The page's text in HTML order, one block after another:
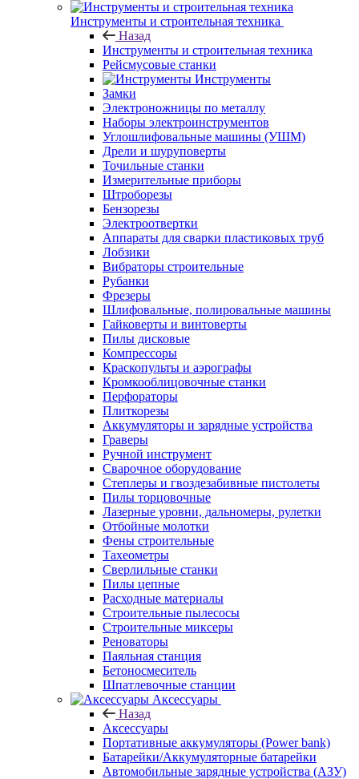
Инструменты и строительная техника
Назад
Инструменты и строительная техника
Рейсмусовые станки
Инструменты
Замки
Электроножницы по металлу
Наборы электроинструментов
Углошлифовальные машины (УШМ)
Дрели и шуруповерты
Точильные станки
Измерительные приборы
Штроборезы
Бензорезы
Электроотвертки
Аппараты для сварки пластиковых труб
Лобзики
Вибраторы строительные
Рубанки
Фрезеры
Шлифовальные, полировальные машины
Гайковерты и винтоверты
Пилы дисковые
Компрессоры
Краскопульты и аэрографы
Кромкооблицовочные станки
Перфораторы
Плиткорезы
Аккумуляторы и зарядные устройства
Граверы
Ручной инструмент
Сварочное оборудование
Степлеры и гвоздезабивные пистолеты
Пилы торцовочные
Лазерные уровни, дальномеры, рулетки
Отбойные молотки
Фены строительные
Тахеометры
Сверлильные станки
Пилы цепные
Расходные материалы
Строительные пылесосы
Строительные миксеры
Реноваторы
Паяльная станция
Бетоносмеситель
Шпатлевочные станции
Аксессуары
Назад
Аксессуары
Портативные аккумуляторы (Power bank)
Батарейки/Аккумуляторные батарейки
Автомобильные зарядные устройства (АЗУ)